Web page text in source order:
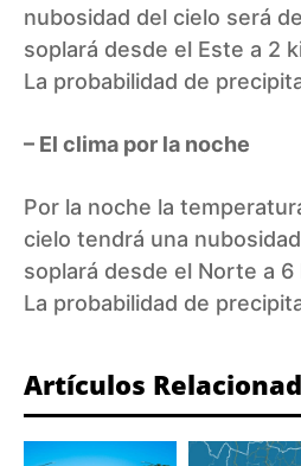
nubosidad del cielo será
soplará desde el Este a 2
La probabilidad de
– El clima por la noche
Por la noche la
cielo tendrá una
soplará desde el Norte a
La probabilidad de
Artículos